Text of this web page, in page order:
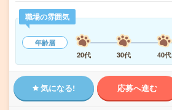
職場の雰囲気
年齢層
20代
30代 40代
気になる! 応募へ進む